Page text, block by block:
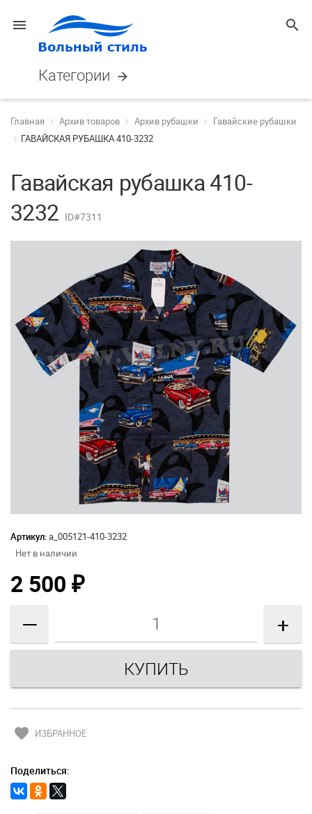
menu search
Категории arrow_forward
Главная Архив товаров Архив рубашки
Гавайские рубашки
ГАВАЙСКАЯ РУБАШКА 410-3232
Гавайская рубашка 410-
3232 ID#7311
Артикул:а_005121-410-3232
Нет в наличии
2 500 ₽
— +
favorite ИЗБРАННОЕ
Поделиться: